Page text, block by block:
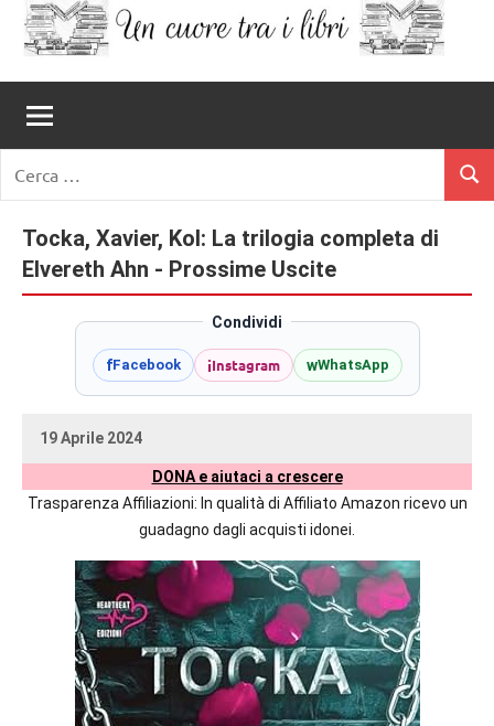
contenuto
Un
Cuore
Tra
I
Libri
romanzi
romance
e
non
solo.
Recensioni,
delle
autrici
straniere.
per:
Tocka, Xavier, Kol: La trilogia completa di
Elvereth Ahn - Prossime Uscite
Condividi
fFacebook iInstagram wWhatsApp
19 Aprile 2024
uctil_user
Nessun
DONA e aiutaci a crescere
Trasparenza Affiliazioni: In qualità di Affiliato Amazon ricevo un
guadagno dagli acquisti idonei.